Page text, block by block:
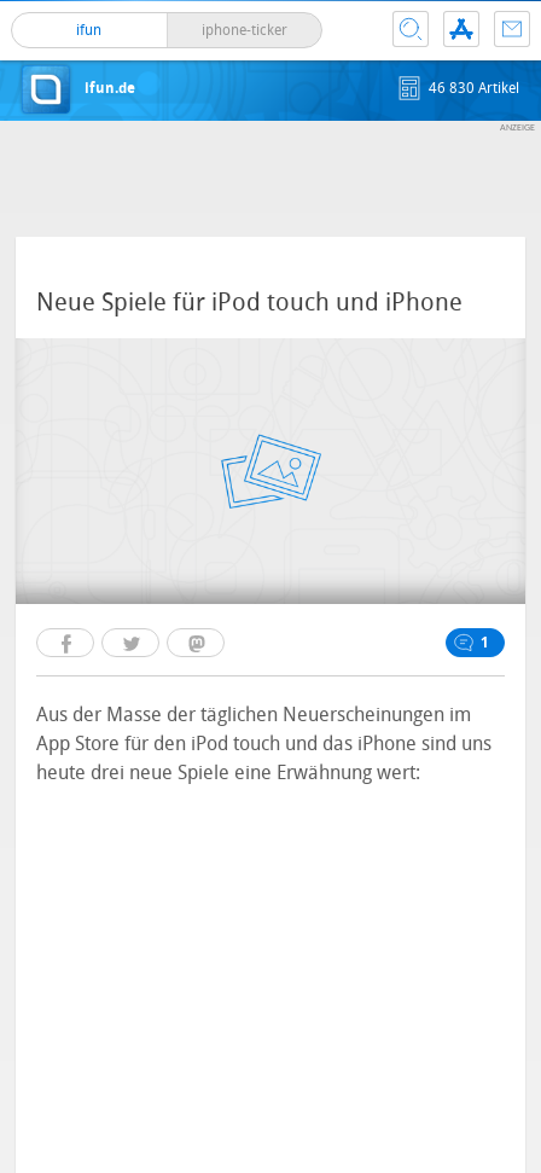
ifun iphone-ticker
ifun.de 46 830 Artikel
Neue Spiele für iPod touch und iPhone
1
Aus der Masse der täglichen Neuerscheinungen im
App Store für den iPod touch und das iPhone sind uns
heute drei neue Spiele eine Erwähnung wert: